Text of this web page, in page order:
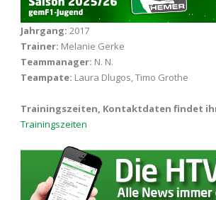
Jahrgang: 2017
Trainer: Melanie Gerke
Teammanager: N. N.
Teampate: Laura Dlugos, Timo Grothe
Trainingszeiten, Kontaktdaten findet
Trainingszeiten